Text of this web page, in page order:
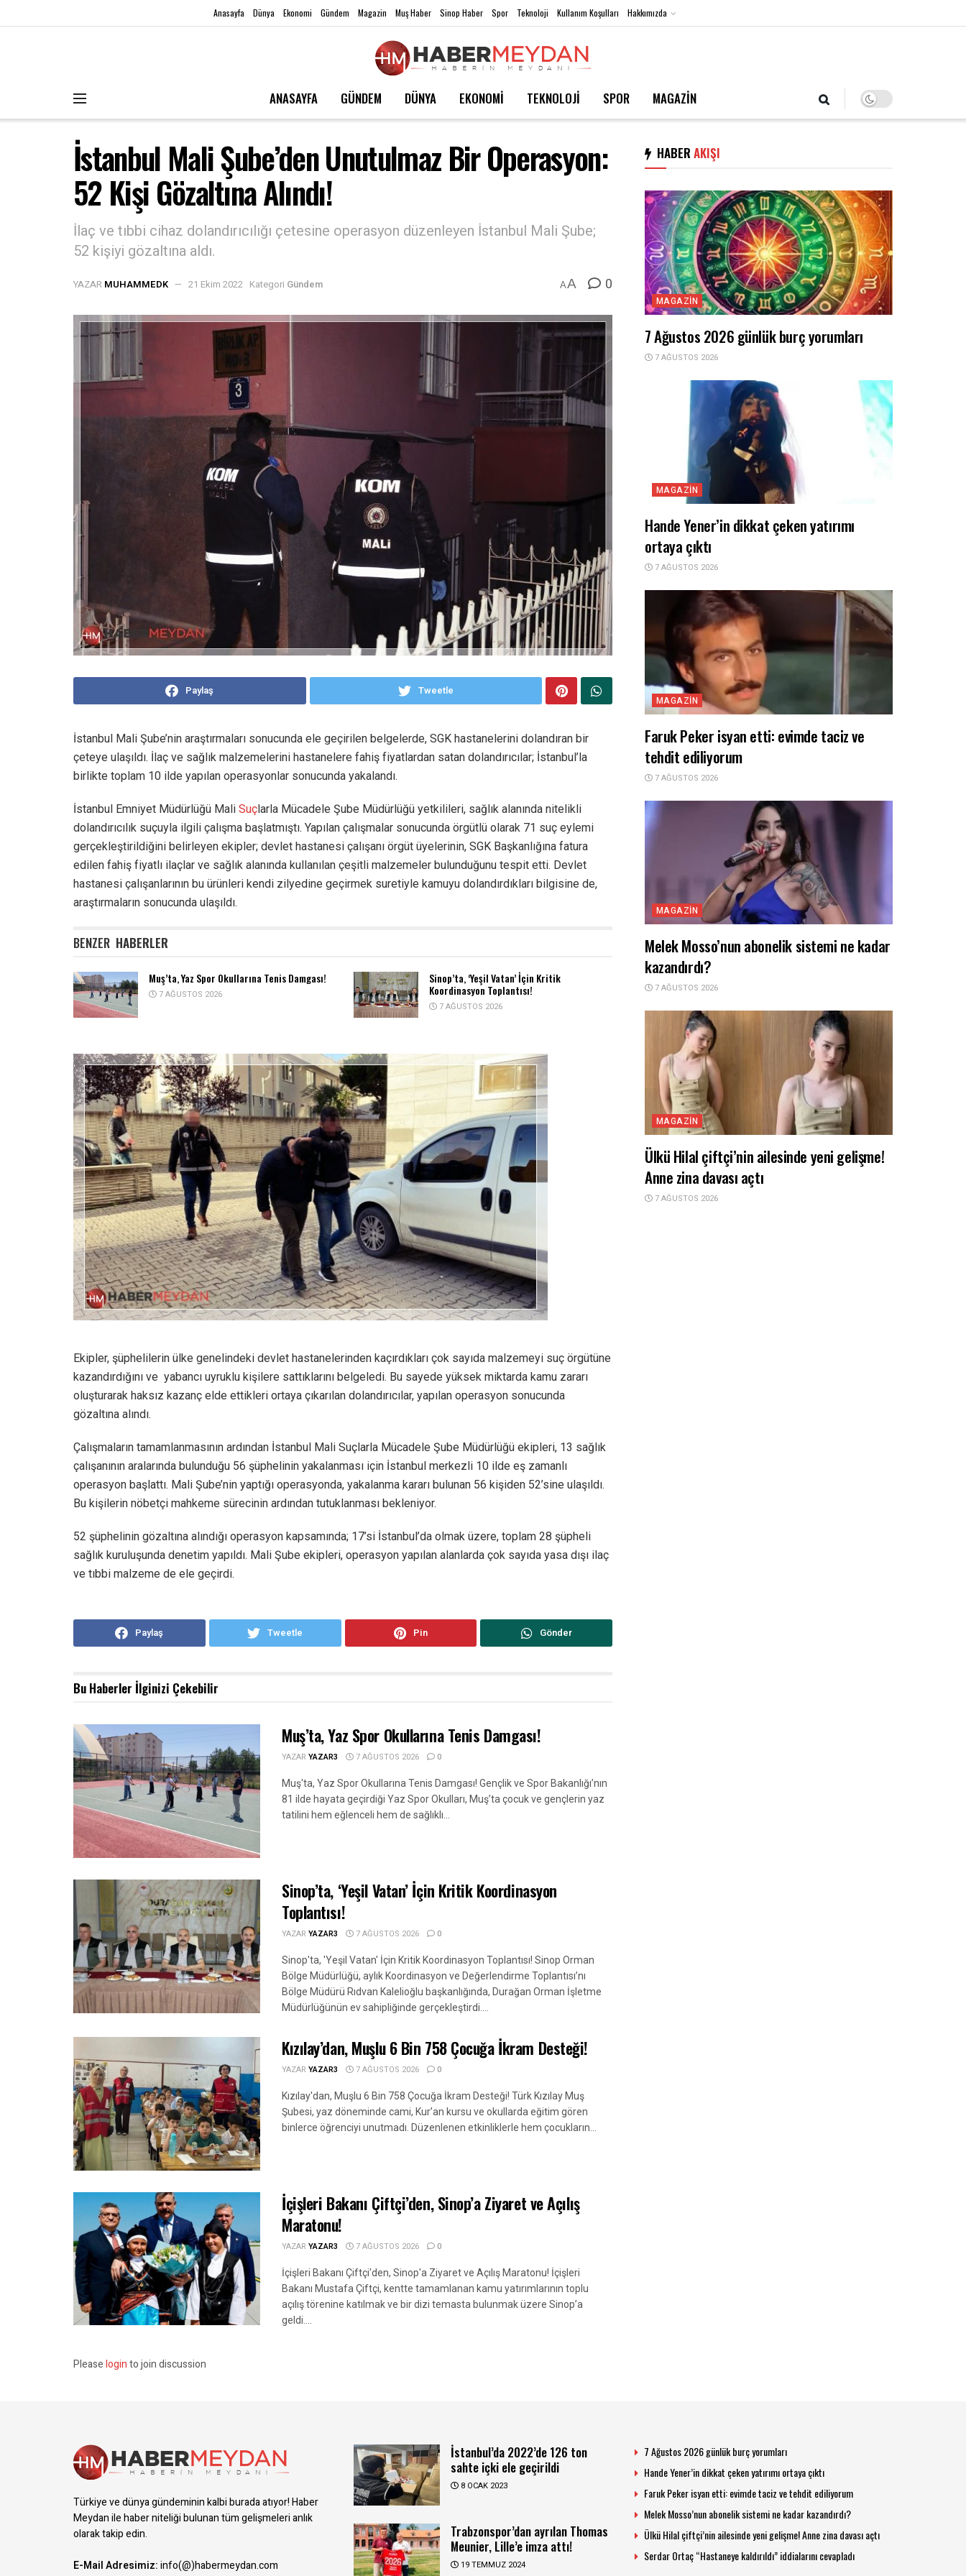
Anasayfa Dünya Ekonomi Gündem Magazin Muş Haber Sinop Haber Spor Teknoloji Kullanım Koşulları Hakkımızda
ANASAYFA GÜNDEM DÜNYA EKONOMİ TEKNOLOJİ SPOR MAGAZİN
İstanbul Mali Şube’den Unutulmaz Bir Operasyon:
52 Kişi Gözaltına Alındı!
İlaç ve tıbbi cihaz dolandırıcılığı çetesine operasyon düzenleyen İstanbul Mali Şube;
52 kişiyi gözaltına aldı.
YAZAR MUHAMMEDK 21 Ekim 2022 Kategori Gündem AA 0
Paylaş Tweetle
İstanbul Mali Şube’nin araştırmaları sonucunda ele geçirilen belgelerde, SGK hastanelerini dolandıran bir
çeteye ulaşıldı. İlaç ve sağlık malzemelerini hastanelere fahiş fiyatlardan satan dolandırıcılar; İstanbul’la
birlikte toplam 10 ilde yapılan operasyonlar sonucunda yakalandı.
İstanbul Emniyet Müdürlüğü Mali Suçlarla Mücadele Şube Müdürlüğü yetkilileri, sağlık alanında nitelikli
dolandırıcılık suçuyla ilgili çalışma başlatmıştı. Yapılan çalışmalar sonucunda örgütlü olarak 71 suç eylemi
gerçekleştirildiğini belirleyen ekipler; devlet hastanesi çalışanı örgüt üyelerinin, SGK Başkanlığına fatura
edilen fahiş fiyatlı ilaçlar ve sağlık alanında kullanılan çeşitli malzemeler bulunduğunu tespit etti. Devlet
hastanesi çalışanlarının bu ürünleri kendi zilyedine geçirmek suretiyle kamuyu dolandırdıkları bilgisine de,
araştırmaların sonucunda ulaşıldı.
BENZER HABERLER
Muş’ta, Yaz Spor Okullarına Tenis Damgası!
7 AĞUSTOS 2026
Sinop’ta, ‘Yeşil Vatan’ İçin Kritik
Koordinasyon Toplantısı!
7 AĞUSTOS 2026
Ekipler, şüphelilerin ülke genelindeki devlet hastanelerinden kaçırdıkları çok sayıda malzemeyi suç örgütüne
kazandırdığını ve yabancı uyruklu kişilere sattıklarını belgeledi. Bu sayede yüksek miktarda kamu zararı
oluşturarak haksız kazanç elde ettikleri ortaya çıkarılan dolandırıcılar, yapılan operasyon sonucunda
gözaltına alındı.
Çalışmaların tamamlanmasının ardından İstanbul Mali Suçlarla Mücadele Şube Müdürlüğü ekipleri, 13 sağlık
çalışanının aralarında bulunduğu 56 şüphelinin yakalanması için İstanbul merkezli 10 ilde eş zamanlı
operasyon başlattı. Mali Şube’nin yaptığı operasyonda, yakalanma kararı bulunan 56 kişiden 52’sine ulaşıldı.
Bu kişilerin nöbetçi mahkeme sürecinin ardından tutuklanması bekleniyor.
52 şüphelinin gözaltına alındığı operasyon kapsamında; 17’si İstanbul’da olmak üzere, toplam 28 şüpheli
sağlık kuruluşunda denetim yapıldı. Mali Şube ekipleri, operasyon yapılan alanlarda çok sayıda yasa dışı ilaç
ve tıbbi malzeme de ele geçirdi.
Paylaş Tweetle Pin Gönder
Bu Haberler İlginizi Çekebilir
Muş’ta, Yaz Spor Okullarına Tenis Damgası!
YAZAR YAZAR3 7 AĞUSTOS 2026 0
Muş'ta, Yaz Spor Okullarına Tenis Damgası! Gençlik ve Spor Bakanlığı’nın
81 ilde hayata geçirdiği Yaz Spor Okulları, Muş’ta çocuk ve gençlerin yaz
tatilini hem eğlenceli hem de sağlıklı...
Sinop’ta, ‘Yeşil Vatan’ İçin Kritik Koordinasyon
Toplantısı!
YAZAR YAZAR3 7 AĞUSTOS 2026 0
Sinop'ta, 'Yeşil Vatan' İçin Kritik Koordinasyon Toplantısı! Sinop Orman
Bölge Müdürlüğü, aylık Koordinasyon ve Değerlendirme Toplantısı’nı
Bölge Müdürü Rıdvan Kalelioğlu başkanlığında, Durağan Orman İşletme
Müdürlüğünün ev sahipliğinde gerçekleştirdi....
Kızılay’dan, Muşlu 6 Bin 758 Çocuğa İkram Desteği!
YAZAR YAZAR3 7 AĞUSTOS 2026 0
Kızılay'dan, Muşlu 6 Bin 758 Çocuğa İkram Desteği! Türk Kızılay Muş
Şubesi, yaz döneminde cami, Kur’an kursu ve okullarda eğitim gören
binlerce öğrenciyi unutmadı. Düzenlenen etkinliklerle hem çocukların...
İçişleri Bakanı Çiftçi’den, Sinop’a Ziyaret ve Açılış
Maratonu!
YAZAR YAZAR3 7 AĞUSTOS 2026 0
İçişleri Bakanı Çiftçi'den, Sinop'a Ziyaret ve Açılış Maratonu! İçişleri
Bakanı Mustafa Çiftçi, kentte tamamlanan kamu yatırımlarının toplu
açılış törenine katılmak ve bir dizi temasta bulunmak üzere Sinop’a
geldi....
Pleaseloginto join discussion
HABER AKIŞI
MAGAZIN
7 Ağustos 2026 günlük burç yorumları
7 AĞUSTOS 2026
MAGAZIN
Hande Yener’in dikkat çeken yatırımı
ortaya çıktı
7 AĞUSTOS 2026
MAGAZIN
Faruk Peker isyan etti: evimde taciz ve
tehdit ediliyorum
7 AĞUSTOS 2026
MAGAZIN
Melek Mosso’nun abonelik sistemi ne kadar
kazandırdı?
7 AĞUSTOS 2026
MAGAZIN
Ülkü Hilal çiftçi’nin ailesinde yeni gelişme!
Anne zina davası açtı
7 AĞUSTOS 2026
Türkiye ve dünya gündeminin kalbi burada atıyor! Haber
Meydan ile haber niteliği bulunan tüm gelişmeleri anlık
olarak takip edin.
E-Mail Adresimiz:info(@)habermeydan.com
İstanbul’da 2022’de 126 ton
sahte içki ele geçirildi
8 OCAK 2023
Trabzonspor’dan ayrılan Thomas
Meunier, Lille’e imza attı!
19 TEMMUZ 2024
7 Ağustos 2026 günlük burç yorumları
Hande Yener’in dikkat çeken yatırımı ortaya çıktı
Faruk Peker isyan etti: evimde taciz ve tehdit ediliyorum
Melek Mosso’nun abonelik sistemi ne kadar kazandırdı?
Ülkü Hilal çiftçi’nin ailesinde yeni gelişme! Anne zina davası açtı
Serdar Ortaç “Hastaneye kaldırıldı” iddialarını cevapladı